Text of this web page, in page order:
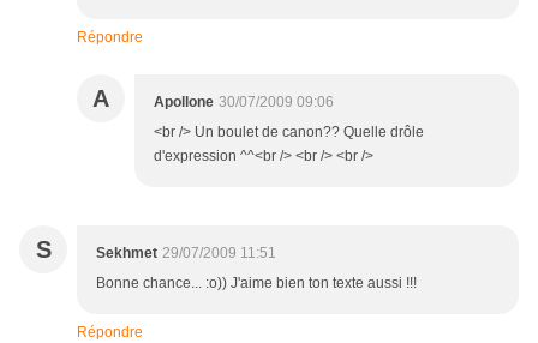
Répondre
A Apollone 30/07/2009 09:06
<br /> Un boulet de canon?? Quelle drôle
d'expression ^^<br /> <br /> <br />
S Sekhmet 29/07/2009 11:51
Bonne chance... :o)) J'aime bien ton texte aussi !!!
Répondre